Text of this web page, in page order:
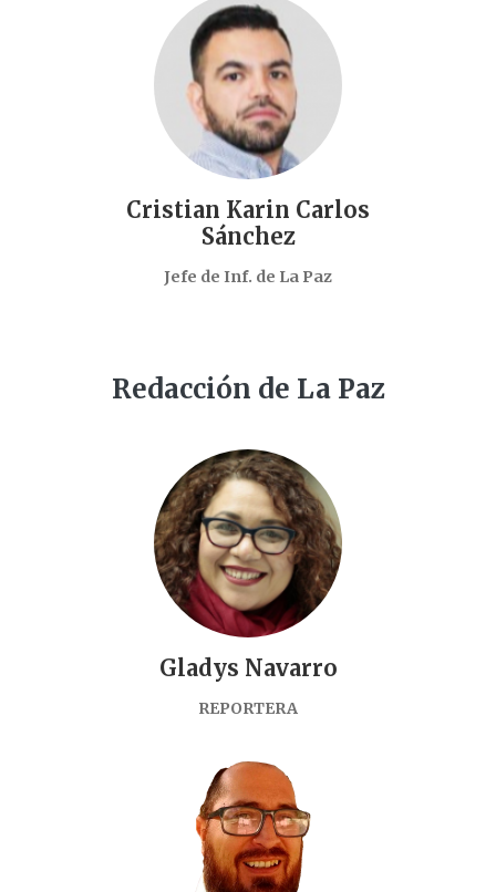
Cristian Karin Carlos
Sánchez
Jefe de Inf. de La Paz
Redacción de La Paz
Gladys Navarro
REPORTERA